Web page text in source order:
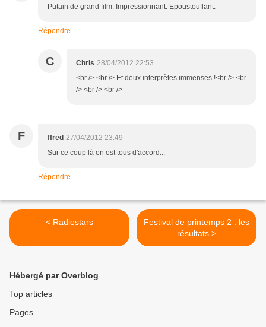
Putain de grand film. Impressionnant. Epoustouflant.
Répondre
C Chris 28/04/2012 22:53
<br /> <br /> Et deux interprètes immenses !<br /> <br
/> <br /> <br />
F ffred 27/04/2012 23:49
Sur ce coup là on est tous d'accord...
Répondre
< Radiostars
Festival de printemps 2 : les
résultats >
Hébergé par Overblog
Top articles
Pages